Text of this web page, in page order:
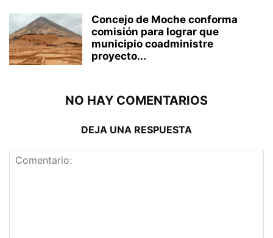
Concejo de Moche conforma
comisión para lograr que
municipio coadministre
proyecto...
NO HAY COMENTARIOS
DEJA UNA RESPUESTA